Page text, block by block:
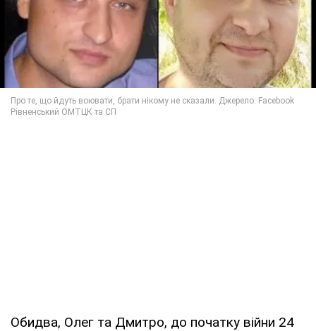
Обидва, Олег та Дмитро, до початку війни 24